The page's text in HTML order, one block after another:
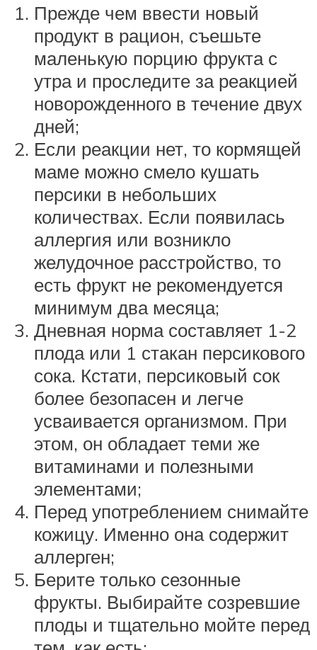
Прежде чем ввести новый
продукт в рацион, съешьте
маленькую порцию фрукта с
утра и проследите за реакцией
новорожденного в течение двух
дней;
Если реакции нет, то кормящей
маме можно смело кушать
персики в небольших
количествах. Если появилась
аллергия или возникло
желудочное расстройство, то
есть фрукт не рекомендуется
минимум два месяца;
Дневная норма составляет 1-2
плода или 1 стакан персикового
сока. Кстати, персиковый сок
более безопасен и легче
усваивается организмом. При
этом, он обладает теми же
витаминами и полезными
элементами;
Перед употреблением снимайте
кожицу. Именно она содержит
аллерген;
Берите только сезонные
фрукты. Выбирайте созревшие
плоды и тщательно мойте перед